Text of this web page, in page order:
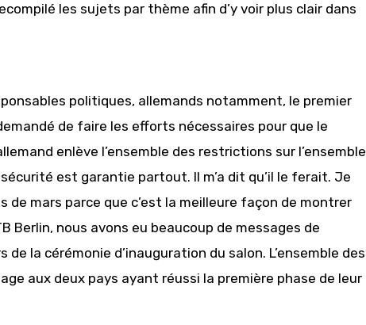
les sujets par thème afin d’y voir plus clair dans
politiques, allemands notamment, le premier
de faire les efforts nécessaires pour que le
enlève l’ensemble des restrictions sur l’ensemble
est garantie partout. Il m’a dit qu’il le ferait. Je
de mars parce que c’est la meilleure façon de montrer
Berlin, nous avons eu beaucoup de messages de
la cérémonie d’inauguration du salon. L’ensemble des
aux deux pays ayant réussi la première phase de leur